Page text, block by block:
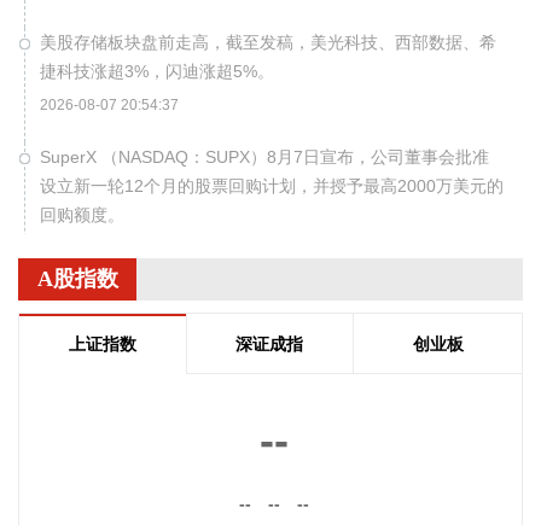
美股存储板块盘前走高，截至发稿，美光科技、西部数据、希
捷科技涨超3%，闪迪涨超5%。
2026-08-07 20:54:37
SuperX （NASDAQ：SUPX）8月7日宣布，公司董事会批准
设立新一轮12个月的股票回购计划，并授予最高2000万美元的
回购额度。
据“上海发布”，中国铁路上海局集团有限公司‌介绍，为确保铁
变化和后续影响，及时启动防台防汛应急响应，采取超前预
衢宁铁路、甬金铁路，8月9日至12日金千铁路，8月9日至13
A股指数
上证指数 深证成指 创业板
--
-- -- --